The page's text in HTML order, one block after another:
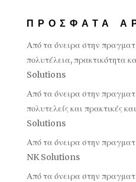
ΠΡΌΣΦΑΤΑ
Από τα όνειρα στην
πολυτέλεια, πρακτικότητα
Solutions
Από τα όνειρα στην
πολυτελείς και πρακτικές
Solutions
Από τα όνειρα στην
NK Solutions
Από τα όνειρα στην